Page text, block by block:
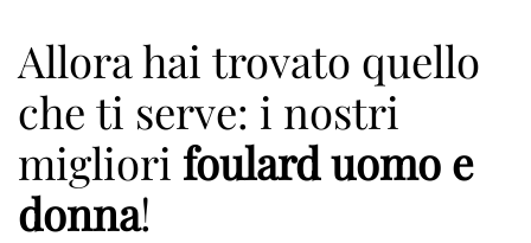
Allora hai trovato quello
che ti serve: i nostri
migliori foulard uomo e
donna!